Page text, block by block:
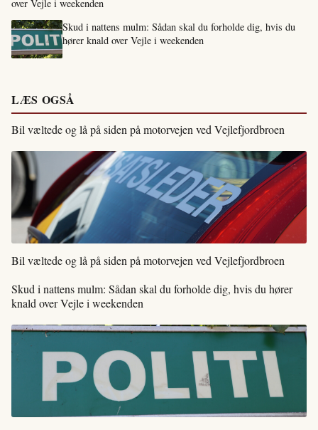
over Vejle i weekenden
Skud i nattens mulm: Sådan skal du forholde dig, hvis du
hører knald over Vejle i weekenden
LÆS OGSÅ
Bil væltede og lå på siden på motorvejen ved Vejlefjordbroen
Bil væltede og lå på siden på motorvejen ved Vejlefjordbroen
Skud i nattens mulm: Sådan skal du forholde dig, hvis du hører
knald over Vejle i weekenden